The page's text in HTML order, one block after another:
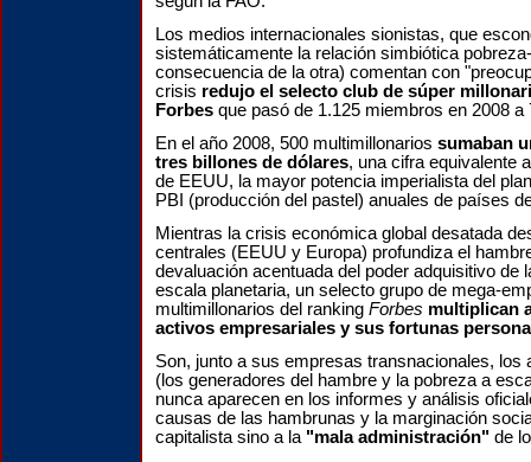
Los medios internacionales sionistas, que
sistemáticamente la relación simbiótica
consecuencia de la otra) comentan con
crisis redujo el selecto club de súper
Forbes que pasó de 1.125 miembros en 2008 a
En el año 2008, 500 multimillonarios sumaban
tres billones de dólares, una cifra equivalente
de EEUU, la mayor potencia imperialista del
PBI (producción del pastel) anuales de países
Mientras la crisis económica global desatada
centrales (EEUU y Europa) profundiza el
devaluación acentuada del poder adquisitivo de
escala planetaria, un selecto grupo de mega-
multimillonarios del ranking Forbes multiplican
activos empresariales y sus fortunas
Son, junto a sus empresas transnacionales, los
(los generadores del hambre y la pobreza a
nunca aparecen en los informes y análisis
causas de las hambrunas y la marginación
capitalista sino a la "mala administración" de